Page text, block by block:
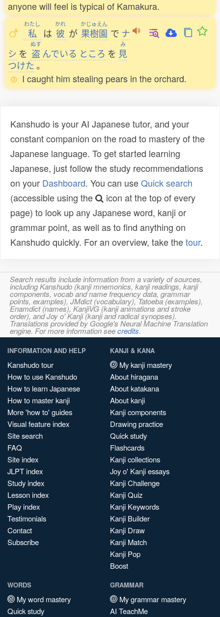
anyone will feel is typical of Kamakura.
わたし
私 は
かれ
彼 が
かじゅえん
果樹園 で ナ
シ を
ぬす
盗 んでいる ところ を
み
見
つけた。
I caught him stealing pears in the orchard.
Kanshudo is your AI Japanese tutor, and your
constant companion on the road to mastery of the
Japanese language. To get started learning
Japanese, just follow the study recommendations
on your Dashboard. You can useQuick search
(accessible using the
icon at the top of every
page) to look up any Japanese word, kanji or
grammar point, as well as to find anything on
Kanshudo quickly. For an overview, take thetour.
Search results include information from a variety of sources,
including Kanshudo (kanji mnemonics, kanji readings, kanji
components, vocab and name frequency data, grammar
points, examples), JMdict (vocabulary), Tatoeba (examples),
Enamdict (names), KanjiVG (kanji animations and stroke
order), and Joy o' Kanji (kanji and radical synopses).
Translations provided by Google's Neural Machine Translation
engine. For more information seecredits.
INFORMATION AND HELP
Kanshudo tour
How to use Kanshudo
How to learn Japanese
How to master kanji
More 'how to' guides
Visual feature index
Site search
FAQ
Site index
JLPT index
Study index
Lesson index
Play index
Testimonials
Contact
Subscribe
KANJI & KANA
My kanji mastery
About hiragana
About katakana
About kanji
Kanji components
Drawing practice
Quick study
Flashcards
Kanji collections
Joy o' Kanji essays
Kanji Challenge
Kanji Quiz
Kanji Keywords
Kanji Builder
Kanji Draw
Kanji Match
Kanji Pop
Boost
WORDS
My word mastery
Quick study
GRAMMAR
My grammar mastery
AI TeachMe